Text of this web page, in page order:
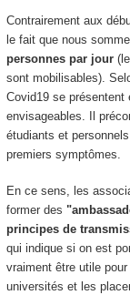
Contrairement aux
le fait que nous
personnes par jour
sont mobilisables).
Covid19 se
envisageables. Il
étudiants et
premiers symptômes.
En ce sens, les
former des
principes de
qui indique si on est
vraiment être utile
universités et les